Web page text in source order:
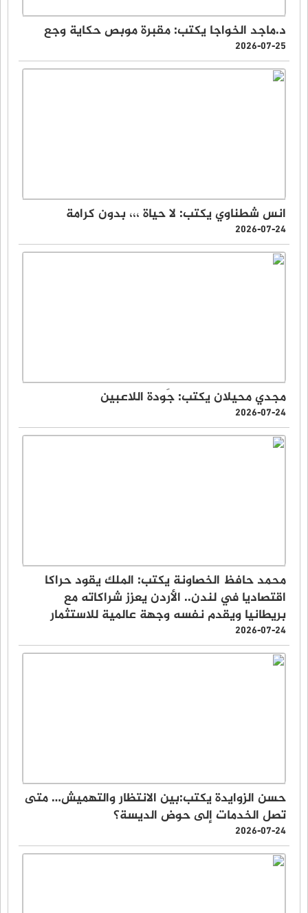
د.ماجد الخواجا يكتب: مقبرة موبص حكاية وجع
2026-07-25
انس شطناوي يكتب: لا حياة ،،، بدون كرامة
2026-07-24
مجدي محيلان يكتب: جَودة اللاعبين
2026-07-24
محمد حافظ الخصاونة يكتب: الملك يقود حراكا
اقتصاديا في لندن.. الأردن يعزز شراكاته مع
بريطانيا ويقدم نفسه وجهة عالمية للاستثمار
2026-07-24
حسن الزوايدة يكتب:بين الانتظار والتهميش… متى
تصل الخدمات إلى حوض الديسة؟
2026-07-24